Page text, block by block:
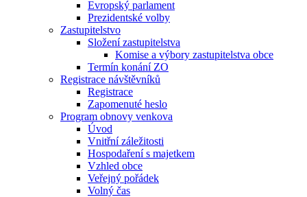
Evropský parlament
Prezidentské volby
Zastupitelstvo
Složení zastupitelstva
Komise a výbory zastupitelstva obce
Termín konání ZO
Registrace návštěvníků
Registrace
Zapomenuté heslo
Program obnovy venkova
Úvod
Vnitřní záležitosti
Hospodaření s majetkem
Vzhled obce
Veřejný pořádek
Volný čas